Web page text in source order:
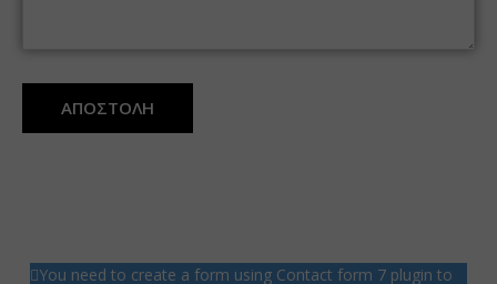
ΑΠΟΣΤΟΛΗ
You need to create a form using Contact form 7 plugin to